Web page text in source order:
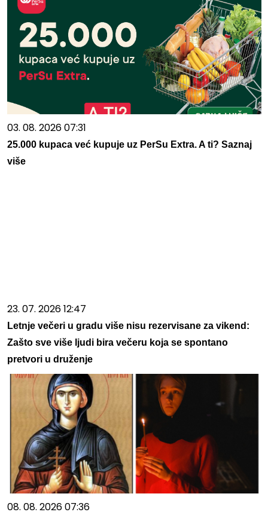
03. 08. 2026 07:31
25.000 kupaca već kupuje uz PerSu Extra. A ti? Saznaj
više
23. 07. 2026 12:47
Letnje večeri u gradu više nisu rezervisane za vikend:
Zašto sve više ljudi bira večeru koja se spontano
pretvori u druženje
08. 08. 2026 07:36